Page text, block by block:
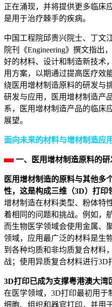
正在涌现，并将提供更多临
是用于治疗棘手的疾病。
中国工程院邱贵兴院士、丁文
院刊《Engineering》撰文指出
好的材料、设计和制造新技术
用方案，以期通过提高医疗效
绕医用增材制造原料的研发与
研发与应用，医用增材制造产
系，医用增材制造产品的临床
展望。
面向未来的材料与增材制造应
一、医用增材制造原料的研
医用增材制造的原料与其他多
性，这是构成三维（3D）打印
增材制造在材料类型、粉体特
着相同的问题和挑战。例如，
而生物医学领域会使用金属、
领域，应用最广泛的材料是生
到各种均质和非均质复合材料
战；使用异质复合材料进行3D
3D打印已成为支撑粤港澳大湾
在医学领域，3D打印最初用于
细胞、组织和器官打印，并用